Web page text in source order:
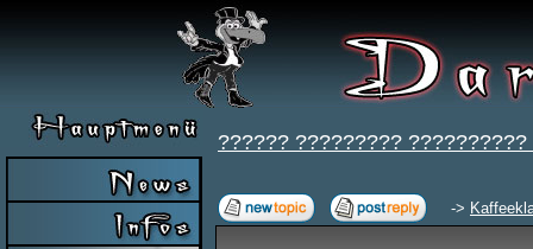
?????? ?????????
->